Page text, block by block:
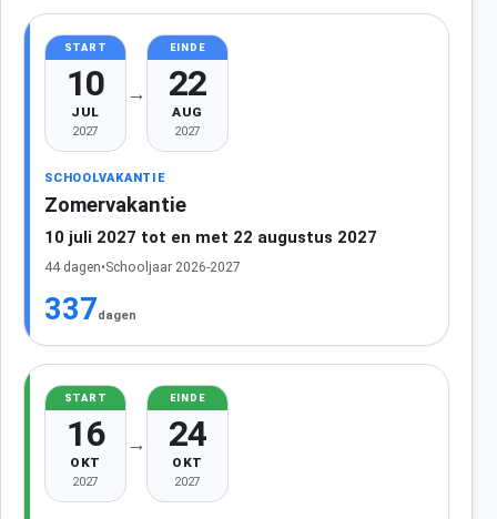
START
10
JUL
2027
→
EINDE
22
AUG
2027
SCHOOLVAKANTIE
Zomervakantie
10 juli 2027 tot en met 22 augustus 2027
44 dagen•Schooljaar 2026-2027
337dagen
START
16
OKT
2027
→
EINDE
24
OKT
2027